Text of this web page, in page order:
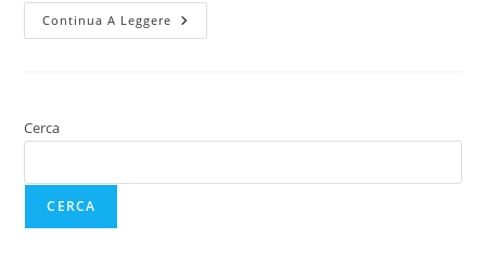
Continua A Leggere
Cerca
CERCA